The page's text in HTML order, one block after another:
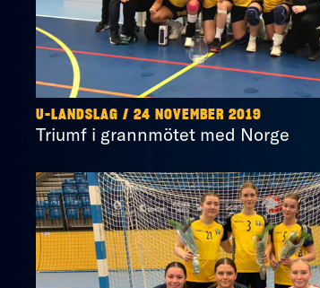
U-LANDSLAG / 24 NOVEMBER 2019
Triumf i grannmötet med Norge